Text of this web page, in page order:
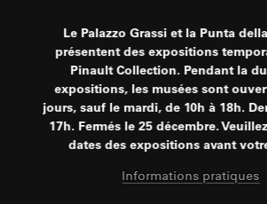
Le Palazzo Grassi et la Punta
présentent des expositions
Pinault Collection. Pendant la
expositions, les musées sont
jours, sauf le mardi, de 10h à 18h.
17h. Fermés le 25 décembre.
dates des expositions avant
Informations pratiques